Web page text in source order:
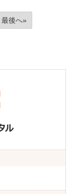
最後へ»